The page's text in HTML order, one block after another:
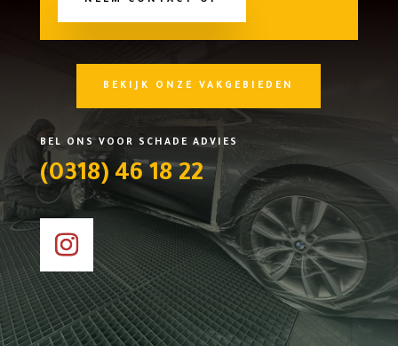
BEKIJK ONZE VAKGEBIEDEN
BEL ONS VOOR SCHADE ADVIES
(0318) 46 18 22